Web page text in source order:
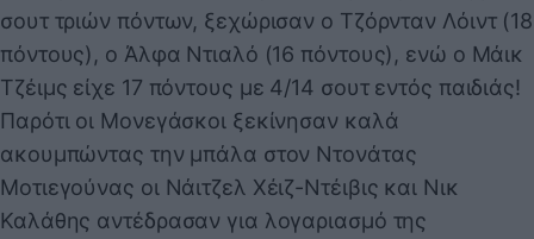
σουτ τριών πόντων, ξεχώρισαν ο Τζόρνταν Λόιντ (18
πόντους), ο Άλφα Ντιαλό (16 πόντους), ενώ ο Μάικ
Τζέιμς είχε 17 πόντους με 4/14 σουτ εντός παιδιάς!
Παρότι οι Μονεγάσκοι ξεκίνησαν καλά
ακουμπώντας την μπάλα στον Ντονάτας
Μοτιεγούνας οι Νάιτζελ Χέιζ-Ντέιβις και Νικ
Καλάθης αντέδρασαν για λογαριασμό της